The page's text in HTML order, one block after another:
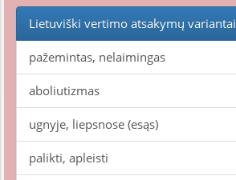
Lietuviški vertimo atsakymų variantai
pažemintas, nelaimingas
aboliutizmas
ugnyje, liepsnose (esąs)
palikti, apleisti